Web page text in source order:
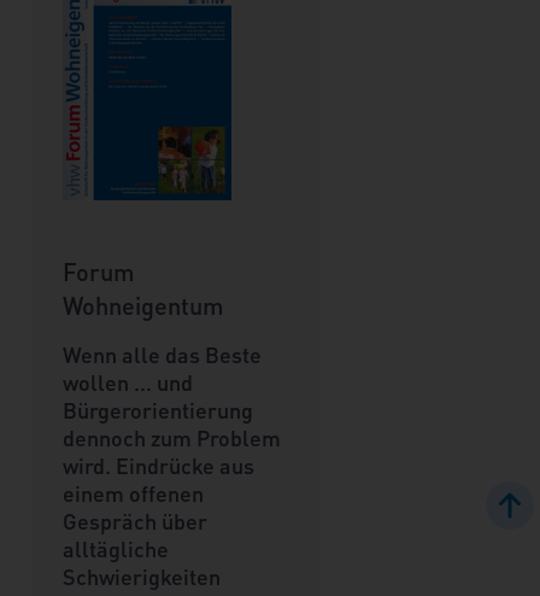
Forum
Wohneigentum
Wenn alle das Beste
wollen ... und
Bürgerorientierung
dennoch zum Problem
wird. Eindrücke aus
einem offenen
Gespräch über
alltägliche
Schwierigkeiten